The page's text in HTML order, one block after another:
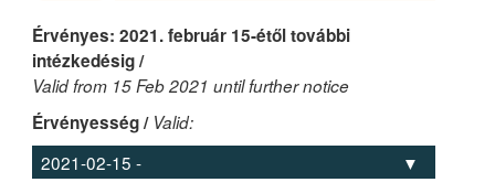
Érvényes: 2021. február 15-étől további
intézkedésig /
Valid from 15 Feb 2021 until further notice
Érvényesség / Valid: